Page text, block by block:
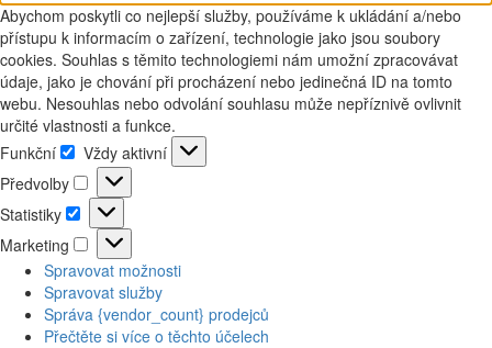
Abychom poskytli co nejlepší služby, používáme k ukládání a/nebo
přístupu k informacím o zařízení, technologie jako jsou soubory
cookies. Souhlas s těmito technologiemi nám umožní zpracovávat
údaje, jako je chování při procházení nebo jedinečná ID na tomto
webu. Nesouhlas nebo odvolání souhlasu může nepříznivě ovlivnit
určité vlastnosti a funkce.
Funkční
Funkční
Vždy aktivní
Předvolby
Předvolby
Statistiky
Statistiky
Marketing
Marketing
Spravovat možnosti
Spravovat služby
Správa {vendor_count} prodejců
Přečtěte si více o těchto účelech